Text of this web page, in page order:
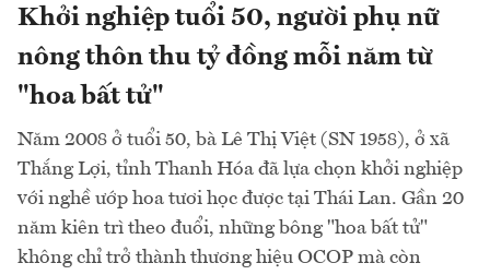
Khởi nghiệp tuổi 50, người phụ nữ
nông thôn thu tỷ đồng mỗi năm từ
"hoa bất tử"
Năm 2008 ở tuổi 50, bà Lê Thị Việt (SN 1958), ở xã
Thắng Lợi, tỉnh Thanh Hóa đã lựa chọn khởi nghiệp
với nghề ướp hoa tươi học được tại Thái Lan. Gần 20
năm kiên trì theo đuổi, những bông "hoa bất tử"
không chỉ trở thành thương hiệu OCOP mà còn